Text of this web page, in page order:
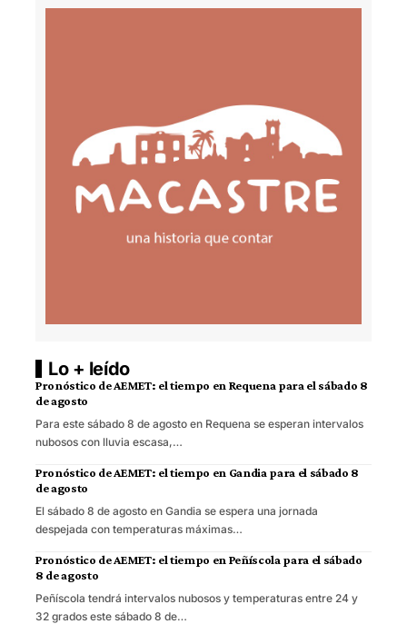
Lo + leído
Pronóstico de AEMET: el tiempo en Requena para el sábado 8
de agosto
Para este sábado 8 de agosto en Requena se esperan intervalos
nubosos con lluvia escasa,…
Pronóstico de AEMET: el tiempo en Gandia para el sábado 8
de agosto
El sábado 8 de agosto en Gandia se espera una jornada
despejada con temperaturas máximas…
Pronóstico de AEMET: el tiempo en Peñíscola para el sábado
8 de agosto
Peñíscola tendrá intervalos nubosos y temperaturas entre 24 y
32 grados este sábado 8 de…